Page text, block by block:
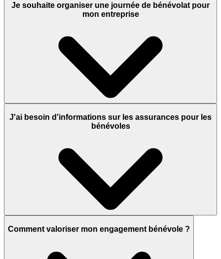
Je souhaite organiser une journée de bénévolat pour
mon entreprise
J'ai besoin d'informations sur les assurances pour les
bénévoles
Comment valoriser mon engagement bénévole ?